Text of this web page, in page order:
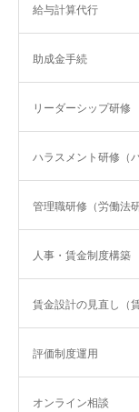
給与計算代行
助成金手続
リーダーシップ研修
ハラスメント研修（
管理職研修（労働法
人事・賃金制度構築
賃金設計の見直し（
評価制度運用
オンライン相談